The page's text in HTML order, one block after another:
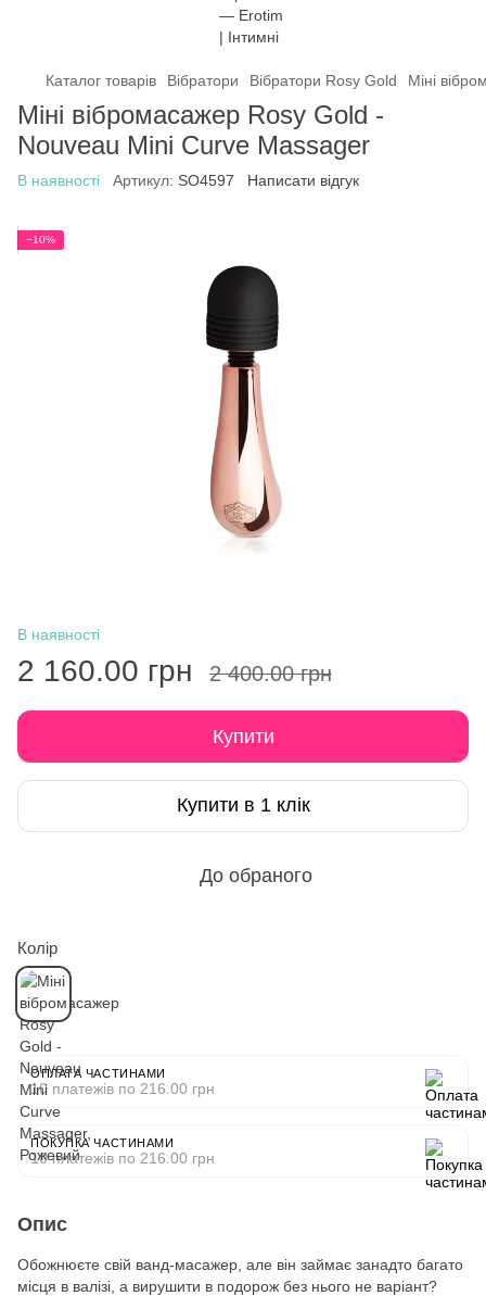
Каталог товарів Вібратори Вібратори Rosy Gold Міні
Міні вібромасажер Rosy Gold -
Nouveau Mini Curve Massager
В наявності Артикул: SO4597 Написати відгук
−10%
В наявності
2 160.00 грн 2 400.00 грн
Купити
Купити в 1 клік
До обраного
Колір
ОПЛАТА ЧАСТИНАМИ
10 платежів по 216.00 грн
ПОКУПКА ЧАСТИНАМИ
10 платежів по 216.00 грн
Опис
Обожнюєте свій ванд-масажер, але він займає занадто багато
місця в валізі, а вирушити в подорож без нього не варіант?